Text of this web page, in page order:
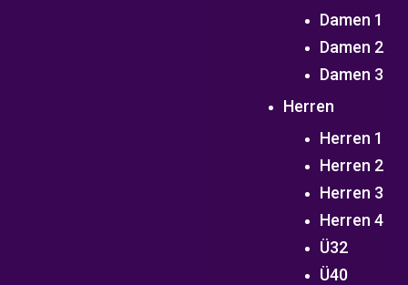
Damen 1
Damen 2
Damen 3
Herren
Herren 1
Herren 2
Herren 3
Herren 4
Ü32
Ü40